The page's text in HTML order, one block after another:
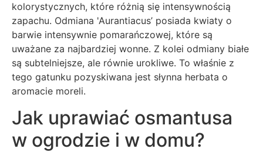
kolorystycznych, które różnią się intensywnością
zapachu. Odmiana 'Aurantiacus’ posiada kwiaty o
barwie intensywnie pomarańczowej, które są
uważane za najbardziej wonne. Z kolei odmiany białe
są subtelniejsze, ale równie urokliwe. To właśnie z
tego gatunku pozyskiwana jest słynna herbata o
aromacie moreli.
Jak uprawiać osmantusa
w ogrodzie i w domu?